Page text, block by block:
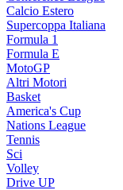
Calcio Estero
Supercoppa Italiana
Formula 1
Formula E
MotoGP
Altri Motori
Basket
America's Cup
Nations League
Tennis
Sci
Volley
Drive UP